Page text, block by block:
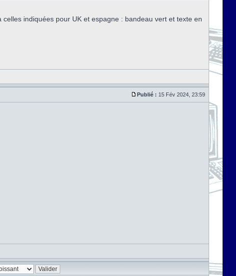
indiquées pour UK et espagne : bandeau vert et texte en
Publié : 15 Fév 2024, 23:59